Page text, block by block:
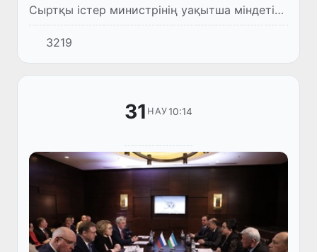
Сыртқы істер министрінің уақытша міндетін
атқарушы Владимир Норов басшылығындағы
Өзбекстан Республикасының делегациясы
Тәуелсіз Мемлекеттер До...
3219
31 НАУ10:14